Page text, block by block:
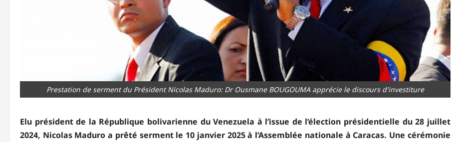
Prestation de serment du Président Nicolas Maduro: Dr Ousmane BOUGOUMA apprécie le discours d'investiture
Elu président de la République bolivarienne du Venezuela à l’issue de l’élection présidentielle du 28 juillet
2024, Nicolas Maduro a prêté serment le 10 janvier 2025 à l’Assemblée nationale à Caracas. Une cérémonie